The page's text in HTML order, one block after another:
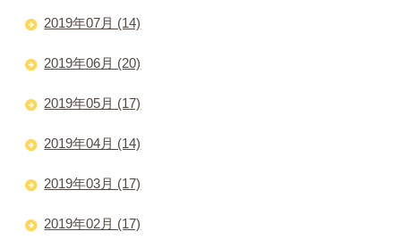
2019年07月 (14)
2019年06月 (20)
2019年05月 (17)
2019年04月 (14)
2019年03月 (17)
2019年02月 (17)